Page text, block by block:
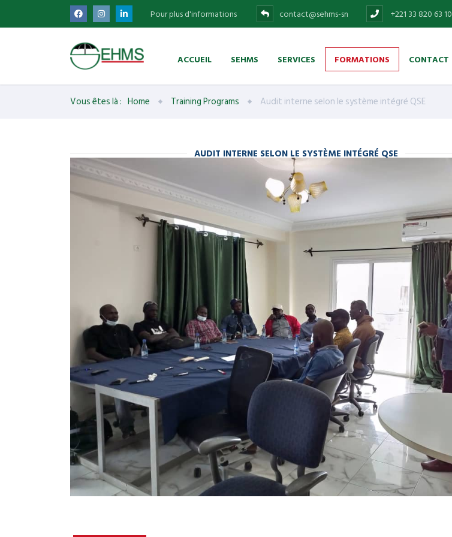
Pour plus d'informations contact@sehms-sn +221 33 820 63 10
ACCUEIL SEHMS SERVICES FORMATIONS CONTACT
Vous êtes là : Home Training Programs Audit interne selon le système intégré QSE
AUDIT INTERNE SELON LE SYSTÈME INTÉGRÉ QSE